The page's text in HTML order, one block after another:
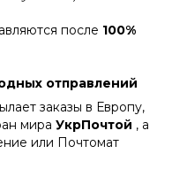
после 100%
отправлений
заказы в Европу,
мира УкрПочтой , а
или Почтомат